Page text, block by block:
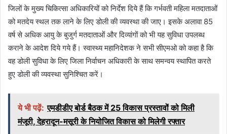
जिलों के मुख्य चिकित्सा अधिकारियों को निर्देश दिये हैं कि गर्भवती महिला मतदाताओं
को मतदेय स्थल तक लाने के लिए डोली की व्यवस्था की जाए। इसके अलावा 85
वर्ष से अधिक आयु के बुजुर्ग मतदाताओं और दिव्यांगों को भी यह सुविधा उपलब्ध
कराने के आदेश दिये गये हैं। स्वास्थ्य महानिदेशक ने सभी सीएमओ को कहा है कि
वह डोली सुविधा के लिए जिला निर्वाचन अधिकारी के साथ समन्वय स्थापित करते
हुए डोली की व्यवस्था सुनिश्चित करें।
ये भी पढ़ें: एमडीडीए बोर्ड बैठक में 25 विकास प्रस्तावों को मिली
मंजूरी, देहरादून-मसूरी के नियोजित विकास को मिलेगी रफ्तार